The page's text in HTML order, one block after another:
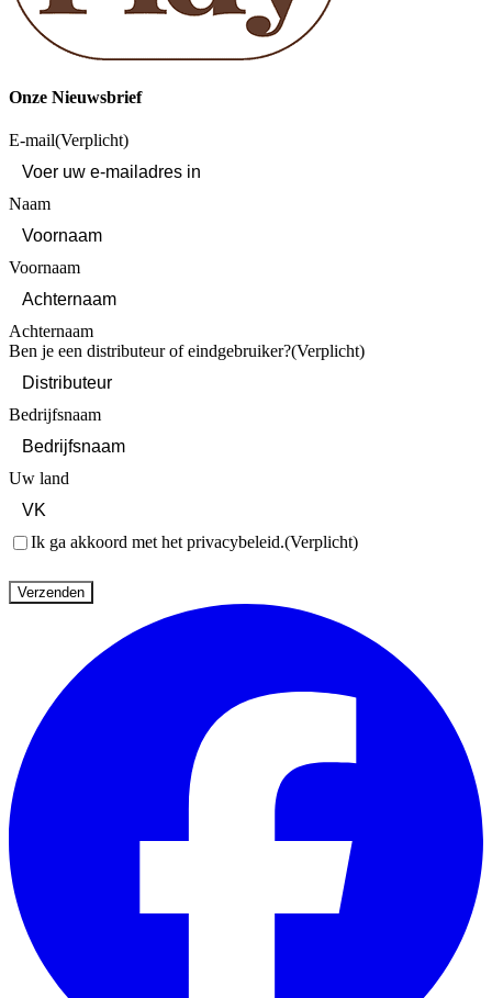
Onze Nieuwsbrief
E-mail(Verplicht)
Naam
Voornaam
Achternaam
Ben je een distributeur of eindgebruiker?(Verplicht)
Bedrijfsnaam
Uw land
Toestemming(Verplicht)
Ik ga akkoord met het privacybeleid.(Verplicht)